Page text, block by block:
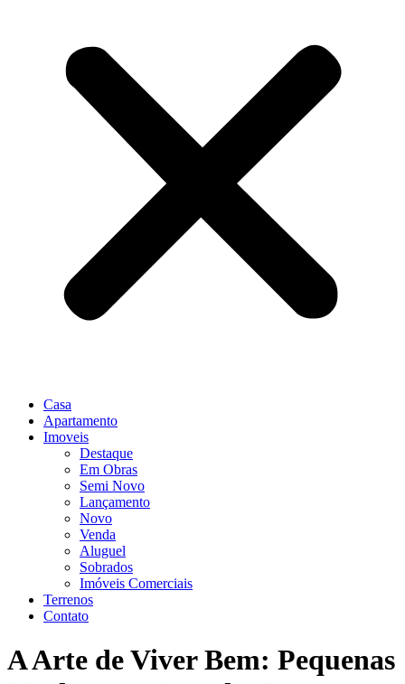
Casa
Apartamento
Imoveis
Destaque
Em Obras
Semi Novo
Lançamento
Novo
Venda
Aluguel
Sobrados
Imóveis Comerciais
Terrenos
Contato
A Arte de Viver Bem: Pequenas